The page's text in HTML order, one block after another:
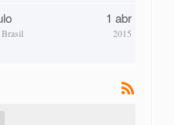
Brasil
1 abr
2015